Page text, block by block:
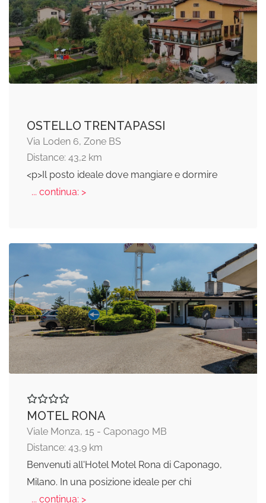
OSTELLO TRENTAPASSI
Via Loden 6, Zone BS
Distance: 43,2 km
<p>Il posto ideale dove mangiare e dormire
... continua: >
MOTEL RONA
Viale Monza, 15 - Caponago MB
Distance: 43,9 km
Benvenuti all'Hotel Motel Rona di Caponago,
Milano. In una posizione ideale per chi
... continua: >